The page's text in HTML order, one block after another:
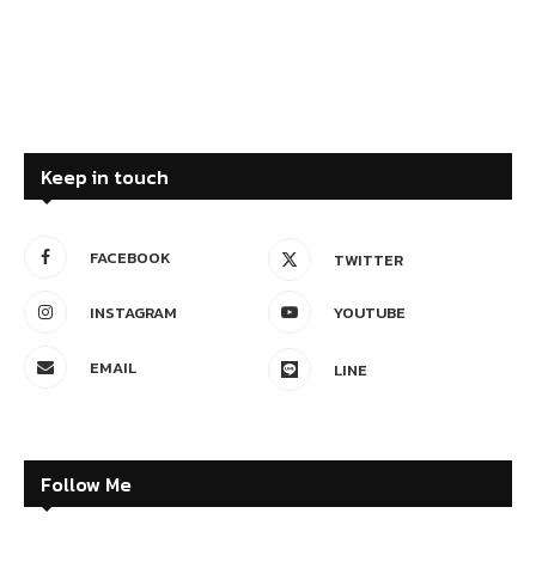
Keep in touch
FACEBOOK TWITTER
INSTAGRAM YOUTUBE
EMAIL LINE
Follow Me